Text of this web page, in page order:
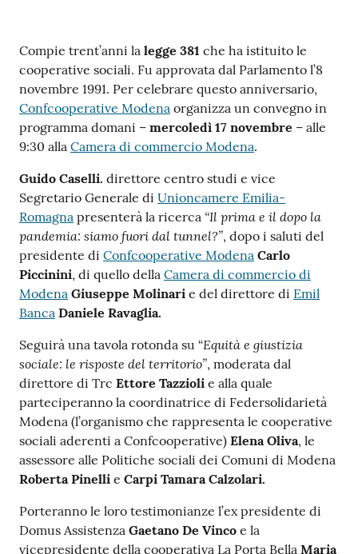
Compie trent’anni la legge 381 che ha istituito le
cooperative sociali. Fu approvata dal Parlamento l’8
novembre 1991. Per celebrare questo anniversario,
Confcooperative Modena organizza un convegno in
programma domani – mercoledì 17 novembre – alle
9:30 alla Camera di commercio Modena.
Guido Caselli. direttore centro studi e vice
Segretario Generale di Unioncamere Emilia-
Romagna presenterà la ricerca “Il prima e il dopo la
pandemia: siamo fuori dal tunnel?”, dopo i saluti del
presidente di Confcooperative Modena Carlo
Piccinini, di quello della Camera di commercio di
Modena Giuseppe Molinari e del direttore di Emil
Banca Daniele Ravaglia.
Seguirà una tavola rotonda su “Equità e giustizia
sociale: le risposte del territorio”, moderata dal
direttore di Trc Ettore Tazzioli e alla quale
parteciperanno la coordinatrice di Federsolidarietà
Modena (l’organismo che rappresenta le cooperative
sociali aderenti a Confcooperative) Elena Oliva, le
assessore alle Politiche sociali dei Comuni di Modena
Roberta Pinelli e Carpi Tamara Calzolari.
Porteranno le loro testimonianze l’ex presidente di
Domus Assistenza Gaetano De Vinco e la
vicepresidente della cooperativa La Porta Bella Maria